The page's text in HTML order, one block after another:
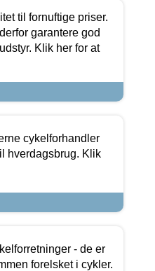
til fornuftige priser.
garantere god
Klik her for at
cykelforhandler
hverdagsbrug. Klik
- de er
forelsket i cykler.